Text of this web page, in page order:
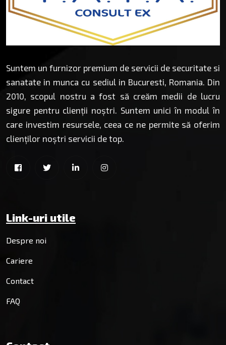
Suntem un furnizor premium de servicii de securitate si
sanatate in munca cu sediul in Bucuresti, Romania. Din
2010, scopul nostru a fost să creăm medii de lucru
sigure pentru clienții noștri. Suntem unici în modul în
care investim resursele, ceea ce ne permite să oferim
clienților noștri servicii de top.
Link-uri utile
Despre noi
Cariere
Contact
FAQ